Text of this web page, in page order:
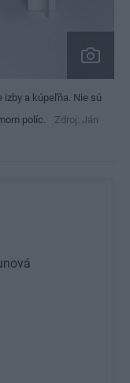
izby a kúpeľňa. Nie sú
políc.
Zdroj: Ján